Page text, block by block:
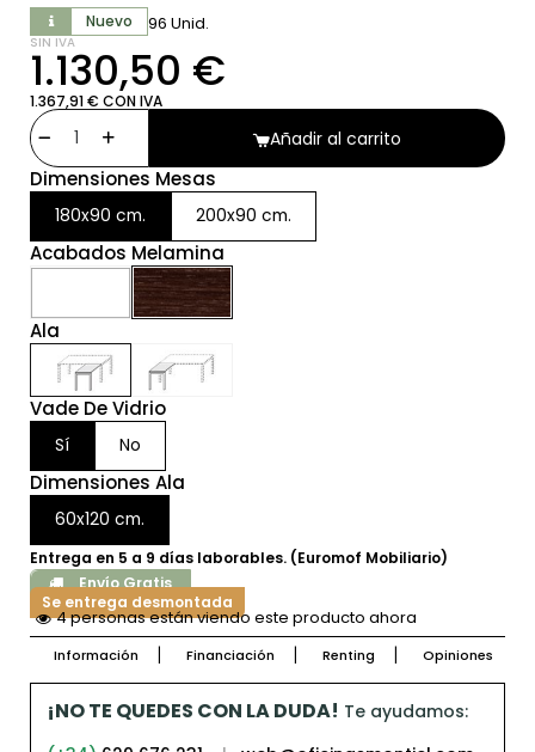
Nuevo 96 Unid.
SIN IVA
1.130,50 €
1.367,91 € CON IVA
Añadir al carrito
Dimensiones Mesas
180x90 cm. 200x90 cm.
Acabados Melamina
Ala
Vade De Vidrio
Sí No
Dimensiones Ala
60x120 cm.
Entrega en 5 a 9 días laborables. (Euromof Mobiliario)
Envío Gratis
Se entrega desmontada
4 personas están viendo este producto ahora
Información Financiación Renting Opiniones
¡NO TE QUEDES CON LA DUDA! Te ayudamos: